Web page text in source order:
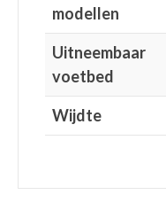
modellen
Uitneembaar
voetbed
Wijdte